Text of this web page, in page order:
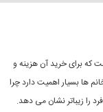
که برای خرید آن هزینه و
ها بسیار اهمیت دارد چرا
را زیباتر نشان می دهد.